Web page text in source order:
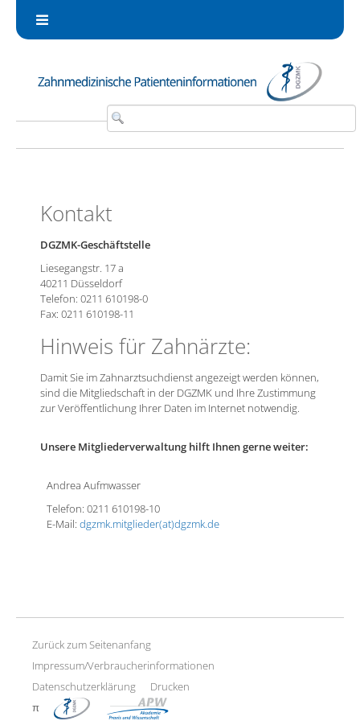
Kontakt
DGZMK-Geschäftstelle
Liesegangstr. 17 a
40211 Düsseldorf
Telefon: 0211 610198-0
Fax: 0211 610198-11
Hinweis für Zahnärzte:
Damit Sie im Zahnarztsuchdienst angezeigt werden können,
sind die Mitgliedschaft in der DGZMK und Ihre Zustimmung
zur Veröffentlichung Ihrer Daten im Internet notwendig.
Unsere Mitgliederverwaltung hilft Ihnen gerne weiter:
Andrea Aufmwasser
Telefon: 0211 610198-10
E-Mail: dgzmk.mitglieder(at)dgzmk.de
Zurück zum Seitenanfang
Impressum/Verbraucherinformationen
Datenschutzerklärung
Drucken
π